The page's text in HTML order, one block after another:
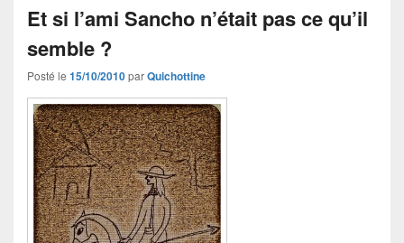
Et si l’ami Sancho n’était pas ce qu’il
semble ?
Posté le 15/10/2010parQuichottine